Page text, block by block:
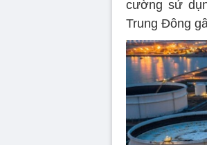
cường sử
Trung Đông